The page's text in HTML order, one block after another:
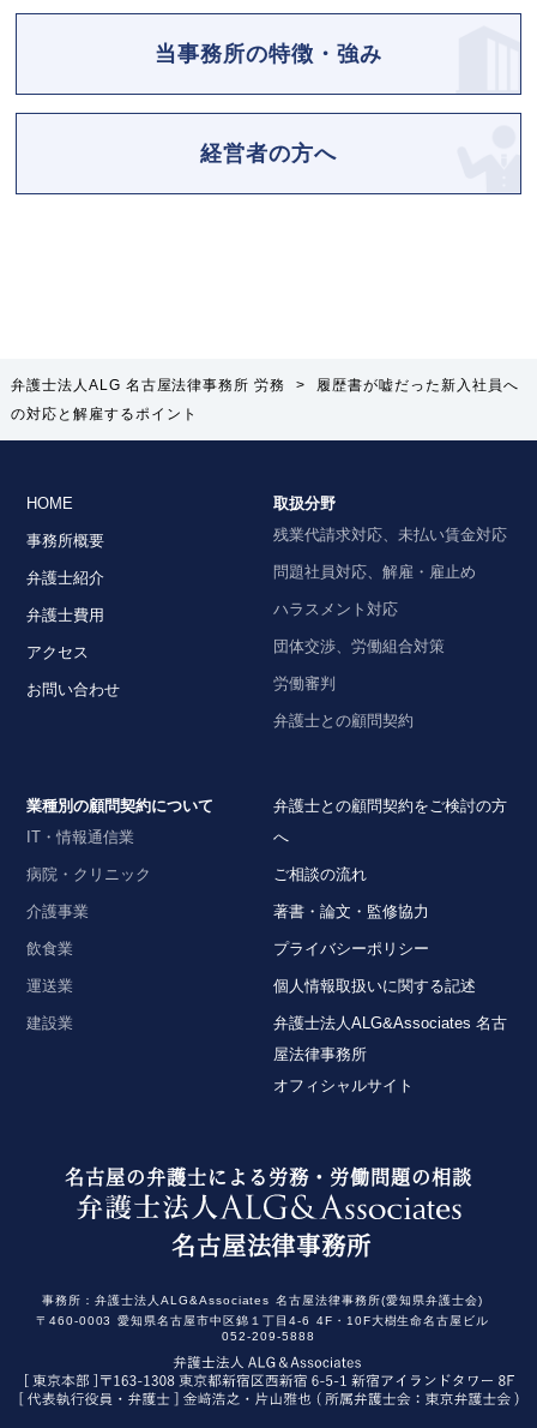
当事務所の特徴・強み
経営者の方へ
弁護士法人ALG 名古屋法律事務所 労務 >
履歴書が嘘だった新入社員へ
の対応と解雇するポイント
HOME
事務所概要
弁護士紹介
弁護士費用
アクセス
お問い合わせ
取扱分野
残業代請求対応、未払い賃金対応
問題社員対応、解雇・雇止め
ハラスメント対応
団体交渉、労働組合対策
労働審判
弁護士との顧問契約
業種別の顧問契約について
IT・情報通信業
病院・クリニック
介護事業
飲食業
運送業
建設業
弁護士との顧問契約をご検討の方
へ
ご相談の流れ
著書・論文・監修協力
プライバシーポリシー
個人情報取扱いに関する記述
弁護士法人ALG&Associates 名古
屋法律事務所
オフィシャルサイト
名古屋の弁護士による労務・労働問題の相談
名古屋法律事務所
事務所：弁護士法人ALG&Associates 名古屋法律事務所(愛知県弁護士会)
〒460-0003
愛知県名古屋市中区錦１丁目4-6
4F・10F大樹生命名古屋ビル
052-209-5888